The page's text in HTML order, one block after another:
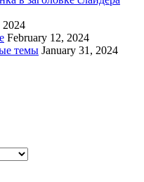
2024
February 12, 2024
темы January 31, 2024